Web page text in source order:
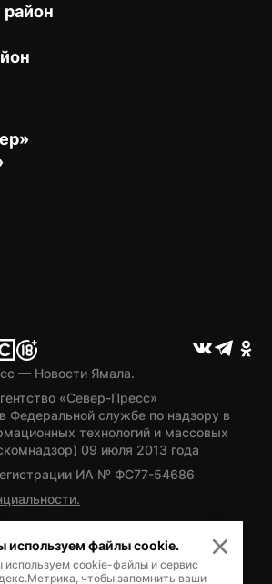
— Новости Ямала.
«Север-Пресс»
Федеральной службе по надзору в
технологий и массовых
09 июля 2013 года
ИА № ФС77-54686
— А.Л. Поздеев
внутренней политики Ямало-
используем файлы cookie.
cookie-файлы и сервис
чтобы запомнить ваши